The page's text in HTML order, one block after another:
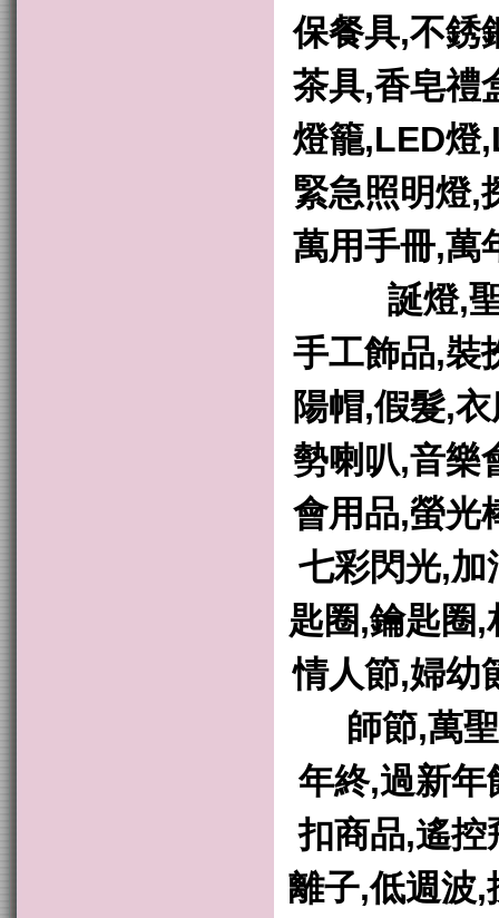
保餐具,不銹
茶具,香皂禮
燈籠,LED燈
緊急照明燈,
萬用手冊,萬
誕燈,
手工飾品,裝
陽帽,假髮,
勢喇叭,音樂
會用品,螢光
七彩閃光,加
匙圈,鑰匙圈
情人節,婦幼
師節,萬
年終,過新年
扣商品,遙控
離子,低週波,